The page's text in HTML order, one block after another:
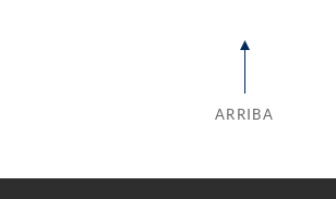
ARRIBA